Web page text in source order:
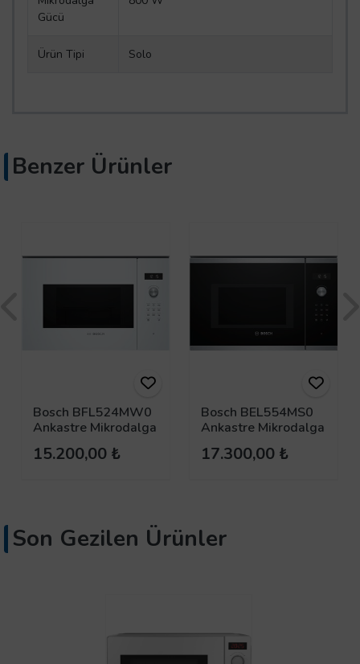
Gücü
Ürün Tipi Solo
Benzer Ürünler
Bosch BFL524MW0
Ankastre Mikrodalga
15.200,00 ₺
Bosch BEL554MS0
Ankastre Mikrodalga
17.300,00 ₺
Son Gezilen Ürünler